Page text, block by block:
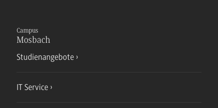
Campus
Mosbach
Studienangebote
IT Service